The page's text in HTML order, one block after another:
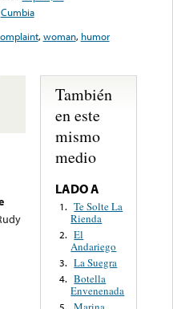
Cumbia
,woman, humor
También
en este
mismo
medio
LADO A
1. Te Solte La
Rienda
2. El
Andariego
3. La Suegra
4. Botella
Envenenada